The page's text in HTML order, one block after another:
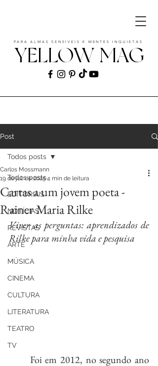
YELLOW MAG
PARA ALMAS SENSÍVEIS E MENTES INQUIETAS
Post
Todos posts
EDITORIAIS
NOTÍCIAS
REVISTAS
ARTE
MÚSICA
CINEMA
CULTURA
LITERATURA
TEATRO
TV
Todos posts
Cartas a um jovem poeta -
Rainer Maria Rilke
Carlos Mossmann
19 de jul. de 20254 min de leitura
Viver as perguntas: aprendizados de
Rilke para minha vida e pesquisa